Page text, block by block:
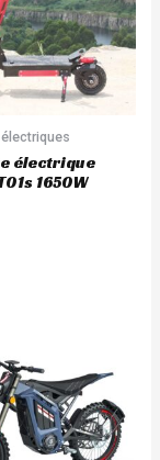
électrique
1650W